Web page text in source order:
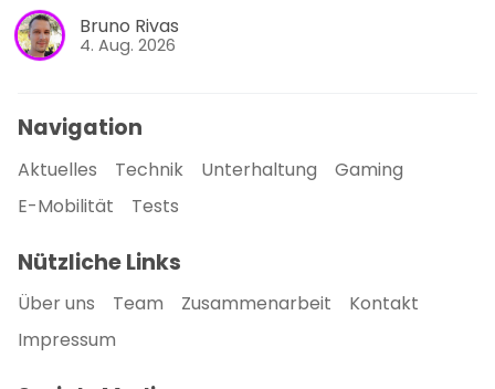
Bruno Rivas
4. Aug. 2026
Navigation
Aktuelles Technik Unterhaltung
Gaming
E-Mobilität
Tests
Nützliche Links
Über uns Team Zusammenarbeit
Kontakt
Impressum